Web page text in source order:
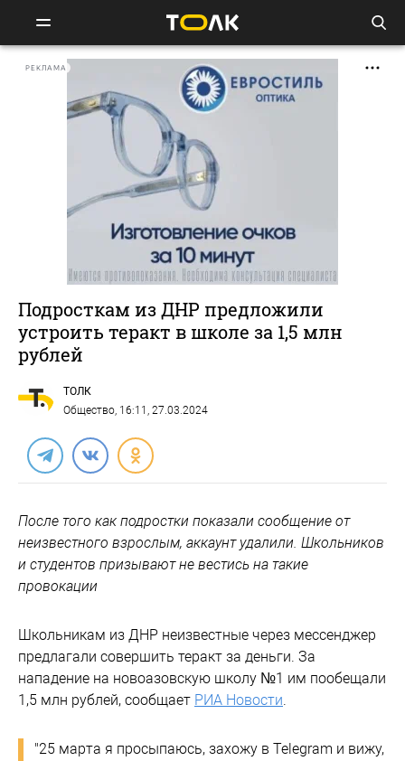
РЕКЛАМА
Подросткам из ДНР предложили
устроить теракт в школе за 1,5 млн
рублей
ТОЛК
Общество, 16:11, 27.03.2024
После того как подростки показали сообщение от
неизвестного взрослым, аккаунт удалили. Школьников
и студентов призывают не вестись на такие
провокации
Школьникам из ДНР неизвестные через мессенджер
предлагали совершить теракт за деньги. За
нападение на новоазовскую школу №1 им пообещали
1,5 млн рублей, сообщает РИА Новости.
"25 марта я просыпаюсь, захожу в Telegram и вижу,